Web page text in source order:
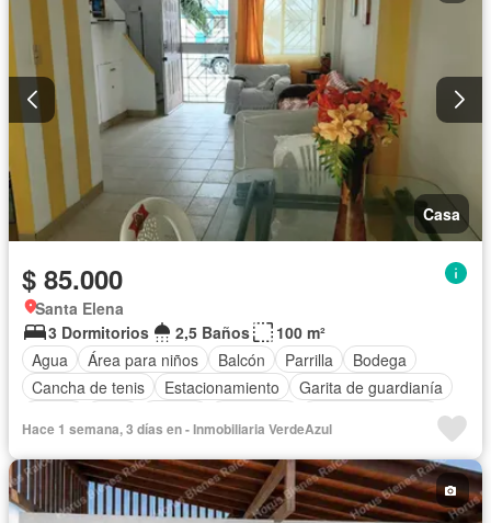
Casa
$ 85.000
Santa Elena
3 Dormitorios
2,5 Baños
100 m²
Agua
Área para niños Balcón Parrilla
Bodega
Cancha de tenis
Estacionamiento
Garita de guardianía
Sin amoblar
Hace 1 semana, 3 días en - Inmobiliaria VerdeAzul